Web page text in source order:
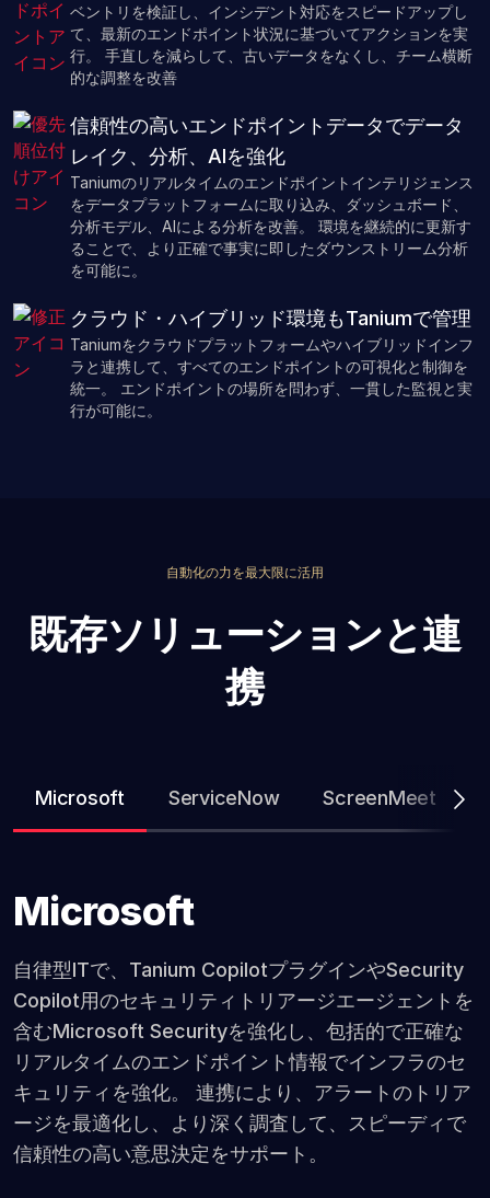
ベントリを検証し、インシデント対応をスピードアップし
て、最新のエンドポイント状況に基づいてアクションを実
行。 手直しを減らして、古いデータをなくし、チーム横断
的な調整を改善
信頼性の高いエンドポイントデータでデータ
レイク、分析、AIを強化
Taniumのリアルタイムのエンドポイントインテリジェンス
をデータプラットフォームに取り込み、ダッシュボード、
分析モデル、AIによる分析を改善。 環境を継続的に更新す
ることで、より正確で事実に即したダウンストリーム分析
を可能に。
クラウド・ハイブリッド環境もTaniumで管理
Taniumをクラウドプラットフォームやハイブリッドインフ
ラと連携して、すべてのエンドポイントの可視化と制御を
統一。 エンドポイントの場所を問わず、一貫した監視と実
行が可能に。
自動化の力を最大限に活用
既存ソリューションと連
携
Microsoft ServiceNow ScreenMeet
Microsoft
自律型ITで、Tanium CopilotプラグインやSecurity
Copilot用のセキュリティトリアージエージェントを
含むMicrosoft Securityを強化し、包括的で正確な
リアルタイムのエンドポイント情報でインフラのセ
キュリティを強化。 連携により、アラートのトリア
ージを最適化し、より深く調査して、スピーディで
信頼性の高い意思決定をサポート。